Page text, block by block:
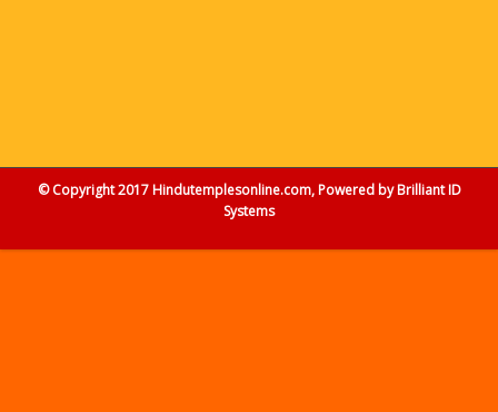
© Copyright 2017 Hindutemplesonline.com, Powered byBrilliant ID
Systems